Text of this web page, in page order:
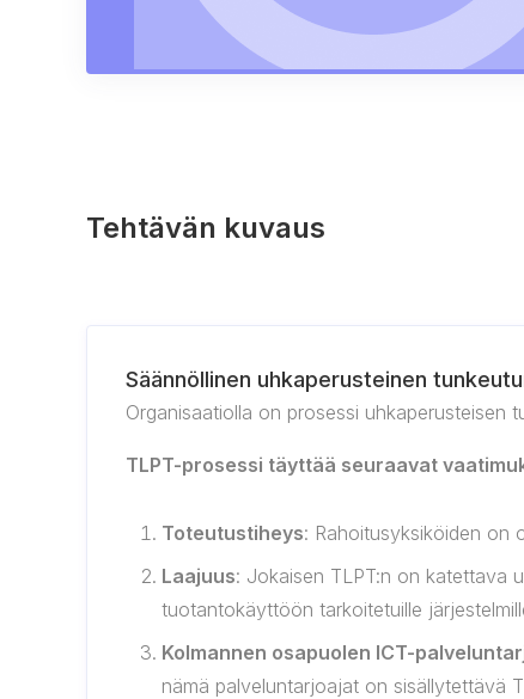
Tehtävän kuvaus
Säännöllinen uhkaperusteinen
Organisaatiolla on prosessi uhkaperusteisen
TLPT-prosessi täyttää seuraavat
Toteutustiheys: Rahoitusyksiköiden on
Laajuus: Jokaisen TLPT:n on katettava
tuotantokäyttöön tarkoitetuille
Kolmannen osapuolen ICT-
nämä palveluntarjoajat on sisällytettävä